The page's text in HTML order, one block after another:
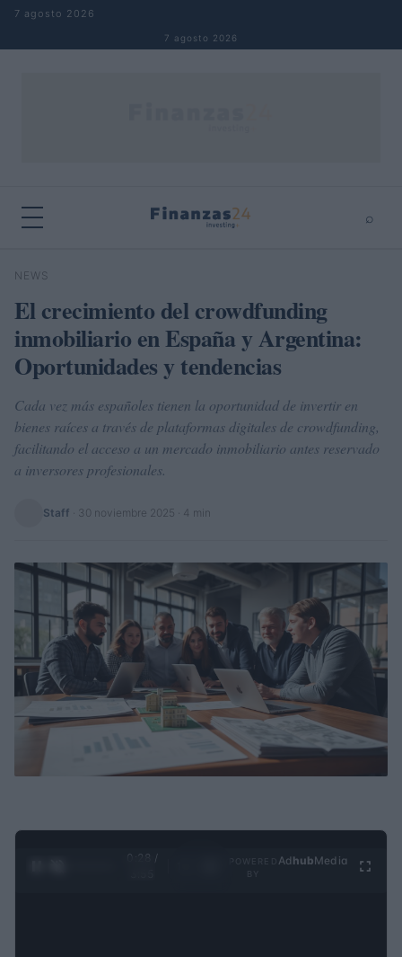
Saltar al contenido
7 agosto 2026
7 agosto 2026
⌕
Buscar
NEWS
El crecimiento del crowdfunding
inmobiliario en España y Argentina:
Oportunidades y tendencias
Cada vez más españoles tienen la oportunidad de invertir en
bienes raíces a través de plataformas digitales de crowdfunding,
facilitando el acceso a un mercado inmobiliario antes reservado
a inversores profesionales.
Staff 30 noviembre 2025 · 4 min
0:29 /
Ad hubMedia